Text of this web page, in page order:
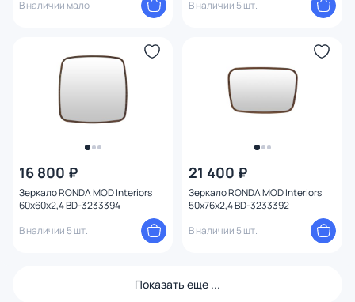
В наличии мало
В наличии 5 шт.
16 800 ₽
Зеркало RONDA MOD Interiors
60х60х2,4 BD-3233394
В наличии 5 шт.
21 400 ₽
Зеркало RONDA MOD Interiors
50х76х2,4 BD-3233392
В наличии 5 шт.
Показать еще ...